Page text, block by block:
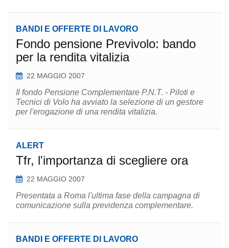
BANDI E OFFERTE DI LAVORO
Fondo pensione Previvolo: bando
per la rendita vitalizia
22 MAGGIO 2007
Il fondo Pensione Complementare P.N.T. - Piloti e
Tecnici di Volo ha avviato la selezione di un gestore
per l'erogazione di una rendita vitalizia.
ALERT
Tfr, l'importanza di scegliere ora
22 MAGGIO 2007
Presentata a Roma l'ultima fase della campagna di
comunicazione sulla previdenza complementare.
BANDI E OFFERTE DI LAVORO